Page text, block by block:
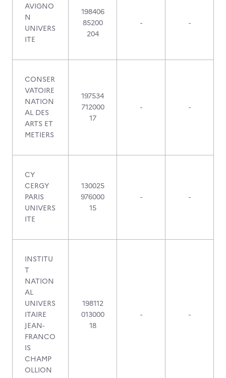
AVIGNO
N
UNIVERS
ITE
198406
85200
204
- -
CONSER
VATOIRE
NATION
AL DES
ARTS ET
METIERS
197534
712000
17
- -
CY
CERGY
PARIS
UNIVERS
ITE
130025
976000
15
- -
INSTITU
T
NATION
AL
UNIVERS
ITAIRE
JEAN-
FRANCO
IS
CHAMP
OLLION
198112
013000
18
- -